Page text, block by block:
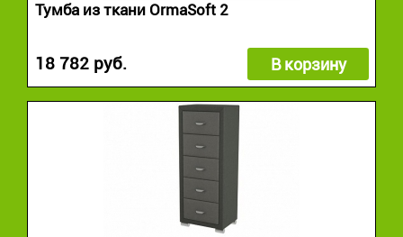
Тумба из ткани OrmaSoft 2
18 782 руб. В корзину